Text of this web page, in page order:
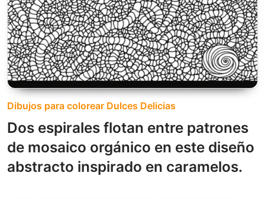
Dibujos para colorear Dulces Delicias
Dos espirales flotan entre patrones
de mosaico orgánico en este diseño
abstracto inspirado en caramelos.